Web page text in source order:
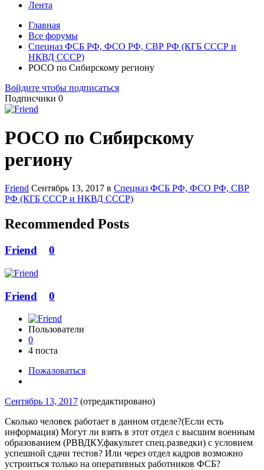
Лента
Главная
Все форумы
Спецназ ФСБ РФ, ФСО РФ, СВР РФ (КГБ СССР и
НКВД СССР)
РОСО по Сибирскому региону
Войдите чтобы подписаться
Подписчики 0
РОСО по Сибирскому
региону
Friend Сентябрь 13, 2017 в Спецназ ФСБ РФ, ФСО РФ, СВР
РФ (КГБ СССР и НКВД СССР)
Recommended Posts
Friend 0
Friend 0
Пользователи
0
4 поста
Пожаловаться
Сентябрь 13, 2017 (отредактировано)
Сколько человек работает в данном отделе?(Если есть
информация) Могут ли взять в этот отдел с высшим военным
образованием (РВВДКУ,факультет спец.разведки) с условием
успешной сдачи тестов? Или через отдел кадров возможно
устроиться только на оперативных работников ФСБ?